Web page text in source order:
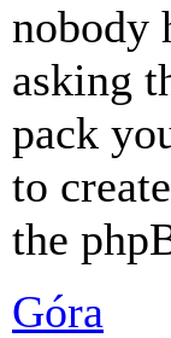
nobody
asking
pack
to
the
Góra